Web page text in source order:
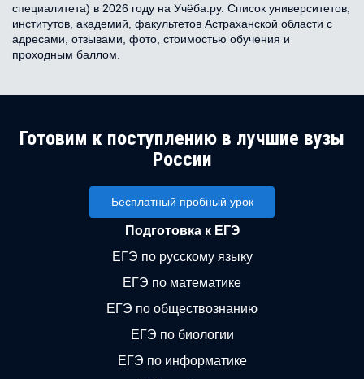
специалитета) в 2026 году на Учёба.ру. Список университетов,
институтов, академий, факультетов Астраханской области с
адресами, отзывами, фото, стоимостью обучения и
проходным баллом.
Готовим к поступлению в лучшие вузы
России
Бесплатный пробный урок
Подготовка к ЕГЭ
ЕГЭ по русскому языку
ЕГЭ по математике
ЕГЭ по обществознанию
ЕГЭ по биологии
ЕГЭ по информатике